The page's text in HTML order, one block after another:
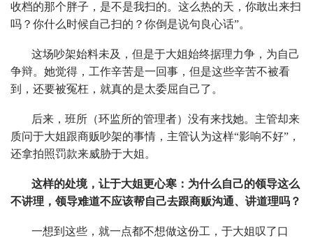
收档的那个胖子，是不是我扫的。这么热的天，你敢出来扫
吗？你什么时候自己扫的？你倒是说句良心话”。
这场吵架始料未及，但是于大姐始终据理力争，为自己
争辩。她觉得，工作辛苦是一回事，但是这些辛苦不被看
到，还要被冤枉，就真的是太委屈自己了。
后来，班所（环监所的管理者）没有来找她。主管却来
质问于大姐跟商贩吵架的事情，主管认为这样“影响不好”，
还拿拍照罚款来威胁于大姐。
这样的处境，让于大姐更心寒：为什么自己的领导这么
不讲理，领导难道不应该帮自己去跟商贩沟通、讲道理吗？
一想到这些，就一点都不想做这份工，于大姐叹了口